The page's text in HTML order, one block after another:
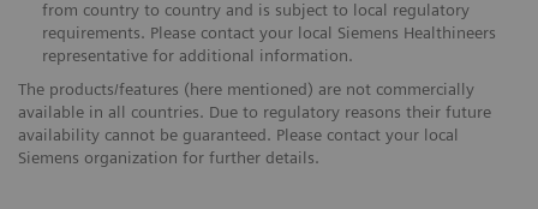
from country to country and is subject to local regulatory
requirements. Please contact your local Siemens Healthineers
representative for additional information.
The products/features (here mentioned) are not commercially
available in all countries. Due to regulatory reasons their future
availability cannot be guaranteed. Please contact your local
Siemens organization for further details.